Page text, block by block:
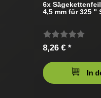
6x
4,5 mm für 325 "
8,26 € *
In